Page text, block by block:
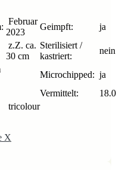
Februar
2023
Geimpft: ja
z.Z. ca.
30 cm
Sterilisiert /
kastriert:
nein
Microchipped: ja
Vermittelt:
tricolour
X